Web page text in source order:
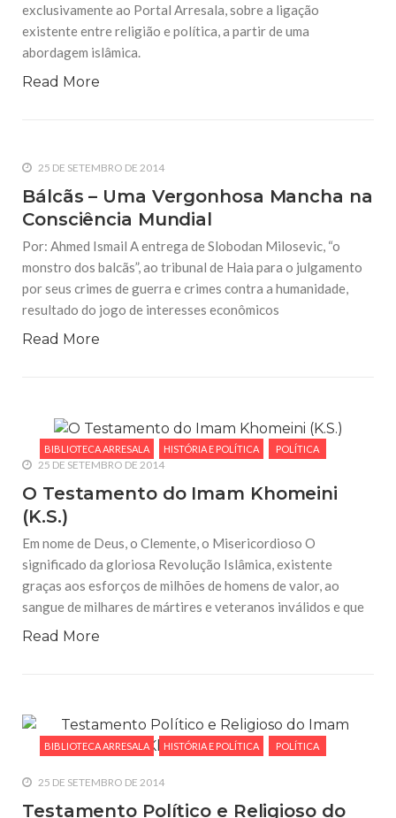
exclusivamente ao Portal Arresala, sobre a ligação
existente entre religião e política, a partir de uma
abordagem islâmica.
Read More
25 DE SETEMBRO DE 2014
Bálcãs – Uma Vergonhosa Mancha na
Consciência Mundial
Por: Ahmed Ismail A entrega de Slobodan Milosevic, “o
monstro dos balcãs”, ao tribunal de Haia para o julgamento
por seus crimes de guerra e crimes contra a humanidade,
resultado do jogo de interesses econômicos
Read More
BIBLIOTECA ARRESALA HISTÓRIA E POLÍTICA POLÍTICA
25 DE SETEMBRO DE 2014
O Testamento do Imam Khomeini
(K.S.)
Em nome de Deus, o Clemente, o Misericordioso O
significado da gloriosa Revolução Islâmica, existente
graças aos esforços de milhões de homens de valor, ao
sangue de milhares de mártires e veteranos inválidos e que
Read More
BIBLIOTECA ARRESALA HISTÓRIA E POLÍTICA POLÍTICA
25 DE SETEMBRO DE 2014
Testamento Político e Religioso do